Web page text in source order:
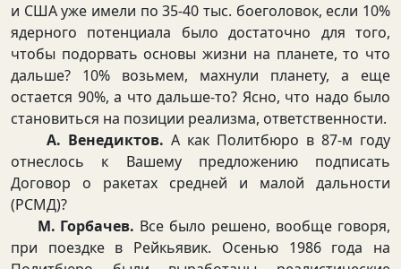
и США уже имели по 35-40 тыс. боеголовок, если 10%
ядерного потенциала было достаточно для того,
чтобы подорвать основы жизни на планете, то что
дальше? 10% возьмем, махнули планету, а еще
остается 90%, а что дальше-то? Ясно, что надо было
становиться на позиции реализма, ответственности.
А. Венедиктов. А как Политбюро в 87-м году
отнеслось к Вашему предложению подписать
Договор о ракетах средней и малой дальности
(РСМД)?
М. Горбачев. Все было решено, вообще говоря,
при поездке в Рейкьявик. Осенью 1986 года на